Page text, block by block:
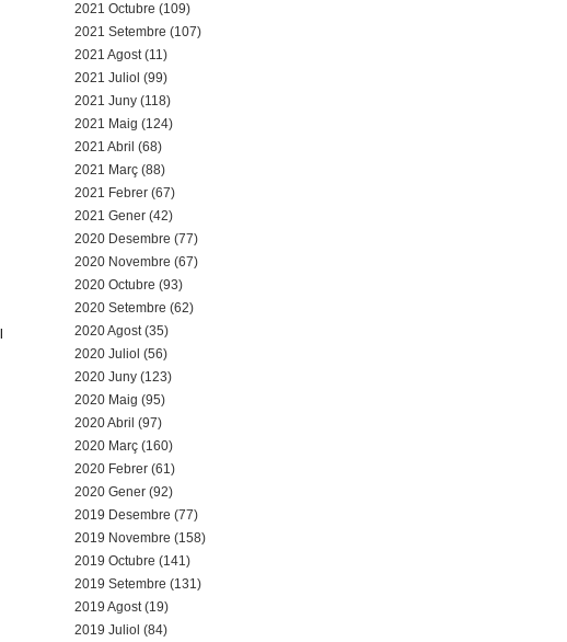
2021 Octubre (109)
2021 Setembre (107)
2021 Agost (11)
2021 Juliol (99)
2021 Juny (118)
2021 Maig (124)
2021 Abril (68)
2021 Març (88)
2021 Febrer (67)
2021 Gener (42)
2020 Desembre (77)
2020 Novembre (67)
2020 Octubre (93)
2020 Setembre (62)
2020 Agost (35)
2020 Juliol (56)
2020 Juny (123)
2020 Maig (95)
2020 Abril (97)
2020 Març (160)
2020 Febrer (61)
2020 Gener (92)
2019 Desembre (77)
2019 Novembre (158)
2019 Octubre (141)
2019 Setembre (131)
2019 Agost (19)
2019 Juliol (84)